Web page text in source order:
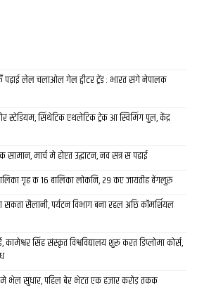
पढ़ाई लेल चलाओल गेल ट्वीटर ट्रेंड : भारत संगे नेपालक
स्‍टेडि‍यम, सिंथेटिक एथलेटिक ट्रेक आ स्विमिंग पुल, केंद्र
मार्च मे होएत उद्घाटन, नव सत्र स पढाई
गृह क 16 बालिका लोकनि, 29 कए जायतीह बेंगलुरु
सैलानी, पर्यटन विभाग बना रहल अछि कॉमर्शियल
सिंह संस्कृत विश्वविद्यालय शुरू करत डिप्लोमा कोर्स,
मे भेल सुधार, पहिल बेर भेटत एक हजार करोड़ तकक